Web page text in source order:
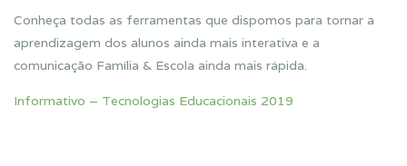
Conheça todas as ferramentas que dispomos para tornar a
aprendizagem dos alunos ainda mais interativa e a
comunicação Família & Escola ainda mais rápida.
Informativo – Tecnologias Educacionais 2019